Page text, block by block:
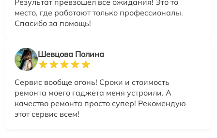
Результат превзошел все ожидания! Это то
место, где работают только профессионалы.
Спасибо за помощь!
Шевцова Полина
Сервис вообще огонь! Сроки и стоимость
ремонта моего гаджета меня устроили. А
качество ремонта просто супер! Рекомендую
этот сервис всем!